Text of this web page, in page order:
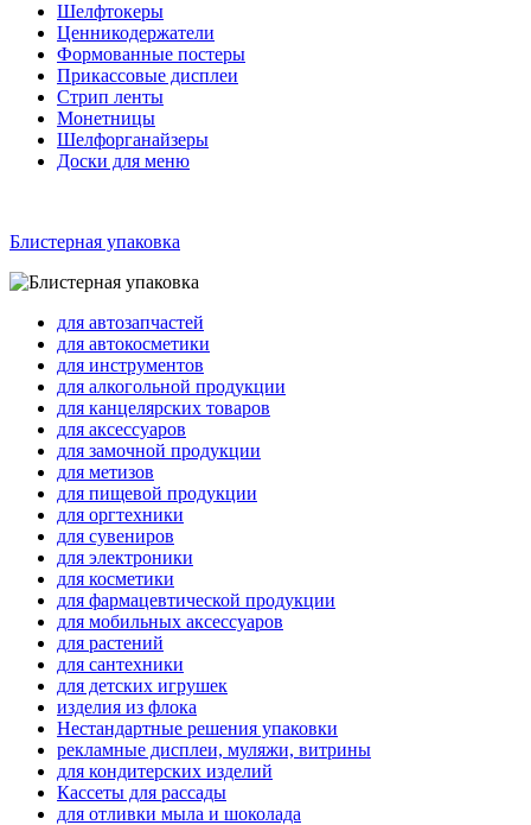
Шелфтокеры
Ценникодержатели
Формованные постеры
Прикассовые дисплеи
Стрип ленты
Монетницы
Шелфорганайзеры
Доски для меню
Блистерная упаковка
для автозапчастей
для автокосметики
для инструментов
для алкогольной продукции
для канцелярских товаров
для аксессуаров
для замочной продукции
для метизов
для пищевой продукции
для оргтехники
для сувениров
для электроники
для косметики
для фармацевтической продукции
для мобильных аксессуаров
для растений
для сантехники
для детских игрушек
изделия из флока
Нестандартные решения упаковки
рекламные дисплеи, муляжи, витрины
для кондитерских изделий
Кассеты для рассады
для отливки мыла и шоколада